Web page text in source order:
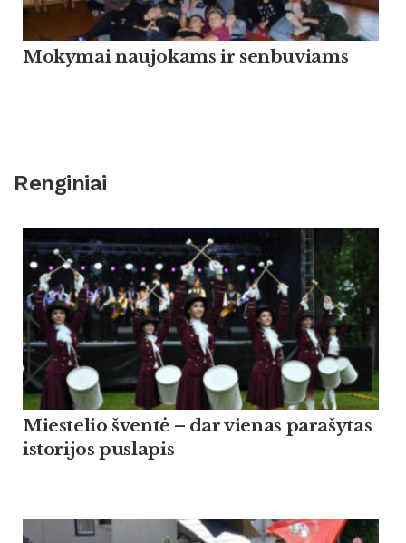
Mokymai naujokams ir senbuviams
Renginiai
Miestelio šventė – dar vienas parašytas
istorijos puslapis